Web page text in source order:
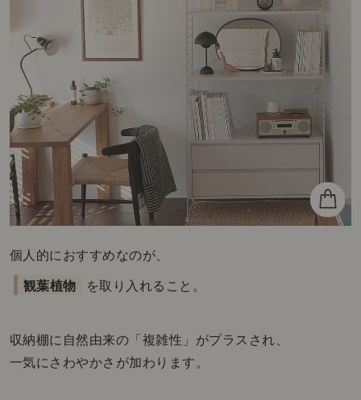
個人的におすすめなのが、
観葉植物 を取り入れること。
収納棚に自然由来の「複雑性」がプラスされ、
一気にさわやかさが加わります。